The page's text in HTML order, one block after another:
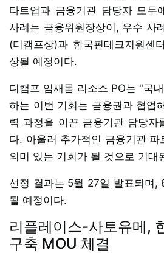
타트업과 금융기관 담당자 모두
사례는 금융위원장상이, 우수 사
(디캠프상)과 한국핀테크지원센
상될 예정이다.
디캠프 임새롬 리소스 PO는 "국
하는 이번 기회는 금융권과 협업
력 과정을 이끈 금융기관 담당자
다. 아울러 추가적인 금융기관
의미 있는 기회가 될 것으로 기대
선정 결과는 5월 27일 발표되며,
될 예정이다.
리플레이스-사토유메,
구축 MOU 체결